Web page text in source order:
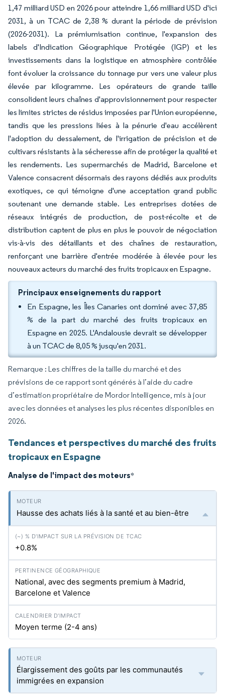
1,47 milliard USD en 2026 pour atteindre 1,66 milliard USD d'ici
2031, à un TCAC de 2,38 % durant la période de prévision
(2026-2031). La prémiumisation continue, l'expansion des
labels d'Indication Géographique Protégée (IGP) et les
investissements dans la logistique en atmosphère contrôlée
font évoluer la croissance du tonnage pur vers une valeur plus
élevée par kilogramme. Les opérateurs de grande taille
consolident leurs chaînes d'approvisionnement pour respecter
les limites strictes de résidus imposées par l'Union européenne,
tandis que les pressions liées à la pénurie d'eau accélèrent
l'adoption du dessalement, de l'irrigation de précision et de
cultivars résistants à la sécheresse afin de protéger la qualité et
les rendements. Les supermarchés de Madrid, Barcelone et
Valence consacrent désormais des rayons dédiés aux produits
exotiques, ce qui témoigne d'une acceptation grand public
soutenant une demande stable. Les entreprises dotées de
réseaux intégrés de production, de post-récolte et de
distribution captent de plus en plus le pouvoir de négociation
vis-à-vis des détaillants et des chaînes de restauration,
renforçant une barrière d'entrée modérée à élevée pour les
nouveaux acteurs du marché des fruits tropicaux en Espagne.
Principaux enseignements du rapport
En Espagne, les Îles Canaries ont dominé avec 37,85
% de la part du marché des fruits tropicaux en
Espagne en 2025. L'Andalousie devrait se développer
à un TCAC de 8,05 % jusqu'en 2031.
Remarque : Les chiffres de la taille du marché et des
prévisions de ce rapport sont générés à l’aide du cadre
d’estimation propriétaire de Mordor Intelligence, mis à jour
avec les données et analyses les plus récentes disponibles en
2026.
Tendances et perspectives du marché des fruits
tropicaux en Espagne
Analyse de l'impact des moteurs*
Hausse des achats liés à la santé et au bien-être
+0.8%
National, avec des segments premium à Madrid,
Barcelone et Valence
Moyen terme (2-4 ans)
Élargissement des goûts par les communautés
immigrées en expansion